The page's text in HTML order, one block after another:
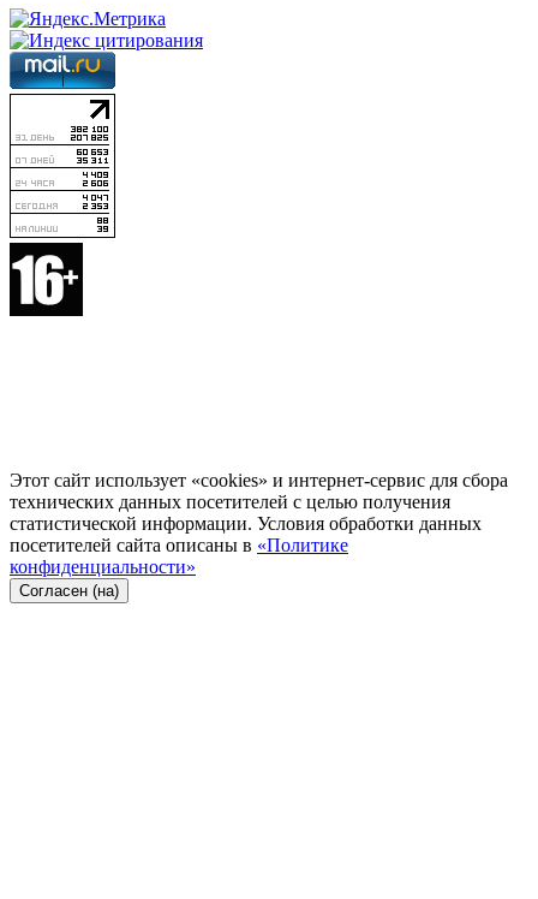
Этот сайт использует «cookies» и интернет-сервис для сбора
технических данных посетителей с целью получения
статистической информации. Условия обработки данных
посетителей сайта описаны в «Политике
конфиденциальности»
Согласен (на)